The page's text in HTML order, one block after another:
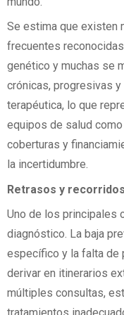
Se estima que existen
frecuentes
genético y muchas se
crónicas, progresivas
terapéutica, lo que
equipos de salud
coberturas y
la incertidumbre.
Retrasos y
Uno de los principales
diagnóstico. La baja
específico y la falta de
derivar en itinerarios
múltiples consultas,